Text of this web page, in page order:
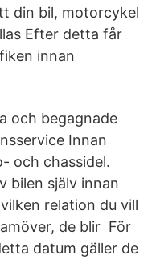
din bil, motorcykel
Efter detta får
innan
och begagnade
Innan
och chassidel.
bilen själv innan
relation du vill
de blir För
datum gäller de